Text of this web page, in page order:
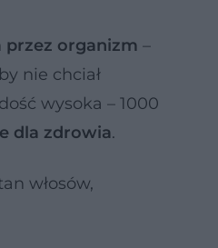
przez organizm –
nie chciał
wysoka – 1000
dla zdrowia.
włosów,